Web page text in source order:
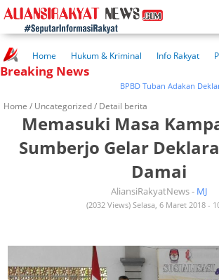
Home Hukum & Kriminal Info Rakyat
Kuliner Rakyat
Wisata Rakyat
Breaking News
BPBD Tuban Adakan Deklarasi
Home / Uncategorized/ Detail berita
Memasuki Masa
Sumberjo Gelar
Damai
AliansiRakyatNews - MJ
(2032 Views) Selasa, 6 Maret 2018 -